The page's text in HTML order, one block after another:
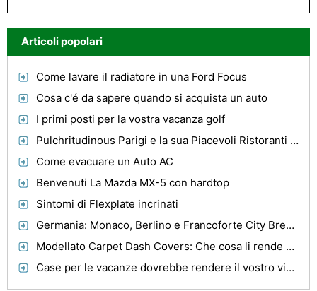
Articoli popolari
Come lavare il radiatore in una Ford Focus
Cosa c'é da sapere quando si acquista un auto
I primi posti per la vostra vacanza golf
Pulchritudinous Parigi e la sua Piacevoli Ristoranti spagnoli
Come evacuare un Auto AC
Benvenuti La Mazda MX-5 con hardtop
Sintomi di Flexplate incrinati
Germania: Monaco, Berlino e Francoforte City Breaks
Modellato Carpet Dash Covers: Che cosa li rende efficace e durevole
Case per le vacanze dovrebbe rendere il vostro viaggio